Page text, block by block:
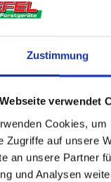
Zustimmung
verwendet
Cookies,
Zugriffe auf unsere
an unsere Partner
und Analysen
kontaktieren Sie